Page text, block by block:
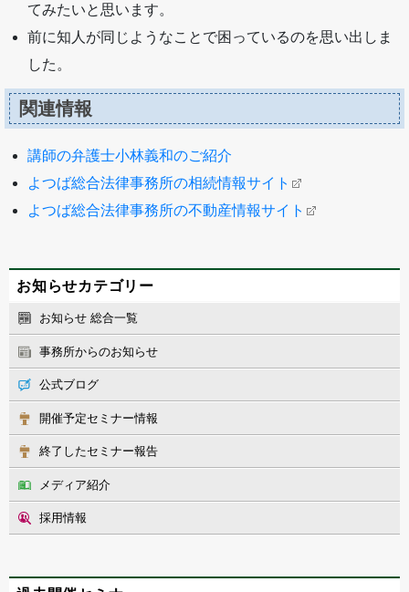
てみたいと思います。
前に知人が同じようなことで困っているのを思い出しま
した。
関連情報
講師の弁護士小林義和のご紹介
よつば総合法律事務所の相続情報サイト
よつば総合法律事務所の不動産情報サイト
お知らせカテゴリー
お知らせ 総合一覧
事務所からのお知らせ
公式ブログ
開催予定セミナー情報
終了したセミナー報告
メディア紹介
採用情報